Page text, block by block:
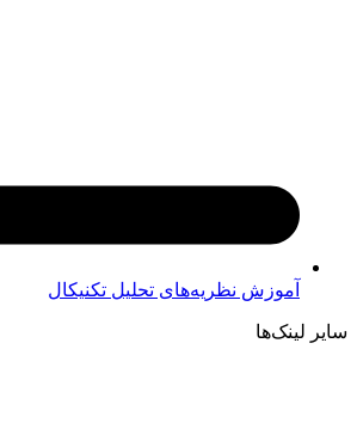
آموزش نظریه‌های تحلیل تکنیکال
سایر لینک‌ها